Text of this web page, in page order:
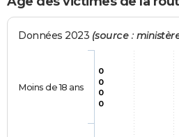
Données 2023 (source :
0
0
0
0
Moins de 18 ans